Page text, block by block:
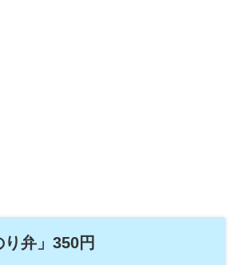
り弁」350円